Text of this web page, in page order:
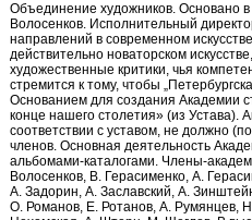
Объединение художников. Основано
Волосенков. Исполнительный
направлений в современном
действительно новаторском
художественные критики, чья
стремится к тому, чтобы
Основанием для создания Академии
конце нашего столетия» (из Устава).
соответствии с уставом, не должно
членов. Основная деятельность
альбомами-каталогами. Члены-
Волосенков, В. Герасименко, А.
А. Задорин, А. Заславский, А.
О. Романов, Е. Ротанов, А. Румянцев,